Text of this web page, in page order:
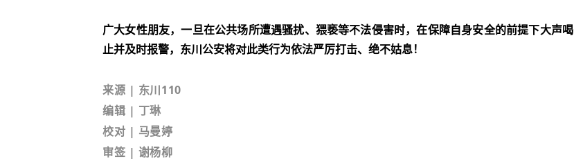
广大女性朋友，一旦在公共场所遭遇骚扰、猥亵等不法侵害时，在保障自身安全的前提下大声喝
止并及时报警， 东川公安将对此类行为依法严厉打击、 绝不姑息！
来源 | 东川110
编辑 | 丁琳
校对 | 马曼婷
审签 | 谢杨柳